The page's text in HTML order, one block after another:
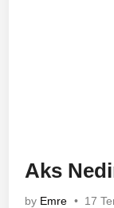
Aks
by Emre • 17